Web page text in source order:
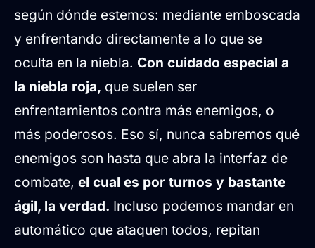
según dónde estemos: mediante emboscada
y enfrentando directamente a lo que se
oculta en la niebla. Con cuidado especial a
la niebla roja, que suelen ser
enfrentamientos contra más enemigos, o
más poderosos. Eso sí, nunca sabremos qué
enemigos son hasta que abra la interfaz de
combate, el cual es por turnos y bastante
ágil, la verdad. Incluso podemos mandar en
automático que ataquen todos, repitan